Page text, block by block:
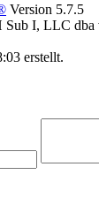
Version 5.7.5
I, LLC dba
erstellt.